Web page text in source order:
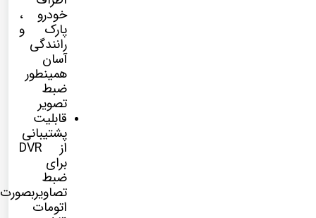
خودرو ،
پارک و
رانندگی
آسان
همینطور
ضبط
تصویر
قابلیت
پشتیبانی
از DVR
برای
ضبط
تصاویربصورت
اتومات